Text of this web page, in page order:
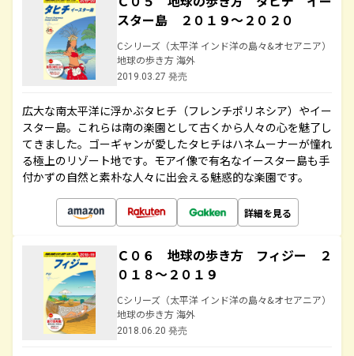
スター島 ２０１９～２０２０
Cシリーズ（太平洋 インド洋の島々&オセアニア）
地球の歩き方 海外
2019.03.27 発売
広大な南太平洋に浮かぶタヒチ（フレンチポリネシア）やイー
スター島。これらは南の楽園として古くから人々の心を魅了し
てきました。ゴーギャンが愛したタヒチはハネムーナーが憧れ
る極上のリゾート地です。モアイ像で有名なイースター島も手
付かずの自然と素朴な人々に出会える魅惑的な楽園です。
詳細を見る
Ｃ０６ 地球の歩き方 フィジー ２
０１８～２０１９
Cシリーズ（太平洋 インド洋の島々&オセアニア）
地球の歩き方 海外
2018.06.20 発売